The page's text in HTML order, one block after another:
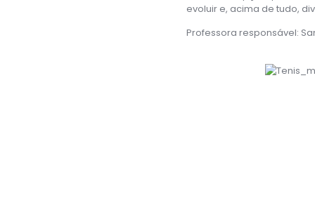
evoluir e, acima de tudo,
Professora responsável: